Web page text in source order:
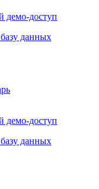
данных
данных